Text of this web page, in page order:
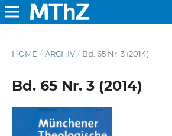
HOME / ARCHIV / Bd. 65 Nr. 3 (2014)
Bd. 65 Nr. 3 (2014)